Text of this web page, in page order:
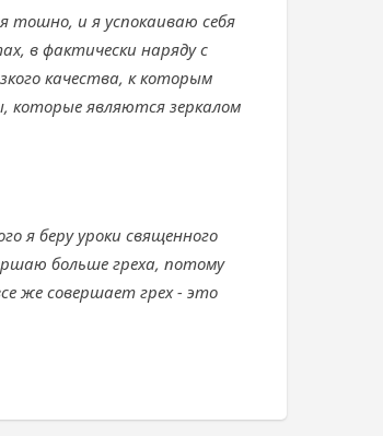
тошно, и я успокаиваю себя
в фактически наряду с
качества, к которым
являются зеркалом
я беру уроки священного
больше греха, потому
же совершает грех - это